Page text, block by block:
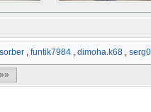
, funtik7984 , dimoha.k68 ,